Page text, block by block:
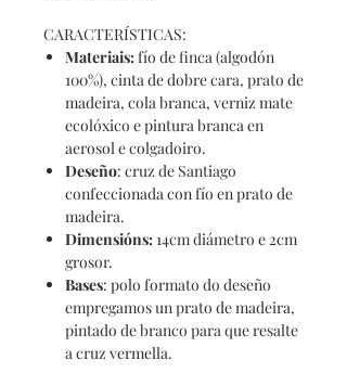
CARACTERÍSTICAS:
Materiais:fío de finca (algodón
100%), cinta de dobre cara, prato de
madeira, cola branca, verniz mate
ecolóxico e pintura branca en
aerosol e colgadoiro.
Deseño: cruz de Santiago
confeccionada con fío en prato de
madeira.
Dimensións:14cm diámetro e 2cm
grosor.
Bases: polo formato do deseño
empregamos un prato de madeira,
pintado de branco para que resalte
a cruz vermella.